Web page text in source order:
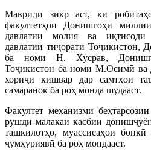
Мавриди зикр аст, ки
факултетҳои Донишгоҳи
давлатии молия ва
давлатии тиҷорати Тоҷикистон,
ба номи Н. Хусрав,
Тоҷикистон ба номи М.Осимӣ
хориҷи кишвар дар самтҳои
самаранок ба роҳ монда шудааст.
Факултет механизми
рушди малакаи касбии
ташкилотҳо, муассисаҳои
ҷумҳуриявӣ ба роҳ мондааст.